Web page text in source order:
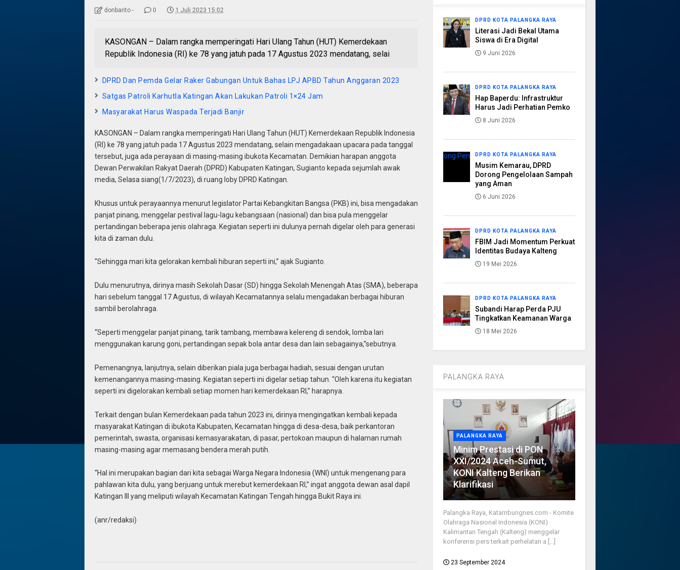
donbarito - 0 1 Juli 2023 15:02
KASONGAN – Dalam rangka memperingati Hari Ulang Tahun (HUT) Kemerdekaan
Republik Indonesia (RI) ke 78 yang jatuh pada 17 Agustus 2023 mendatang, selai
DPRD Dan Pemda Gelar Raker Gabungan Untuk Bahas LPJ APBD Tahun Anggaran 2023
Satgas Patroli Karhutla Katingan Akan Lakukan Patroli 1×24 Jam
Masyarakat Harus Waspada Terjadi Banjir
KASONGAN – Dalam rangka memperingati Hari Ulang Tahun (HUT) Kemerdekaan Republik Indonesia
(RI) ke 78 yang jatuh pada 17 Agustus 2023 mendatang, selain mengadakaan upacara pada tanggal
tersebut, juga ada perayaan di masing-masing ibukota Kecamatan. Demikian harapan anggota
Dewan Perwakilan Rakyat Daerah (DPRD) Kabupaten Katingan, Sugianto kepada sejumlah awak
media, Selasa siang(1/7/2023), di ruang loby DPRD Katingan.
Khusus untuk perayaannya menurut legislator Partai Kebangkitan Bangsa (PKB) ini, bisa mengadakan
panjat pinang, menggelar pestival lagu-lagu kebangsaan (nasional) dan bisa pula menggelar
pertandingan beberapa jenis olahraga. Kegiatan seperti ini dulunya pernah digelar oleh para generasi
kita di zaman dulu.
“Sehingga mari kita gelorakan kembali hiburan seperti ini,” ajak Sugianto.
Dulu menurutnya, dirinya masih Sekolah Dasar (SD) hingga Sekolah Menengah Atas (SMA), beberapa
hari sebelum tanggal 17 Agustus, di wilayah Kecamatannya selalu mengadakan berbagai hiburan
sambil berolahraga.
“Seperti menggelar panjat pinang, tarik tambang, membawa kelereng di sendok, lomba lari
menggunakan karung goni, pertandingan sepak bola antar desa dan lain sebagainya,”sebutnya.
Pemenangnya, lanjutnya, selain diberikan piala juga berbagai hadiah, sesuai dengan urutan
kemenangannya masing-masing. Kegiatan seperti ini digelar setiap tahun. “Oleh karena itu kegiatan
seperti ini digelorakan kembali setiap momen hari kemerdekaan RI,” harapnya.
Terkait dengan bulan Kemerdekaan pada tahun 2023 ini, dirinya mengingatkan kembali kepada
masyarakat Katingan di ibukota Kabupaten, Kecamatan hingga di desa-desa, baik perkantoran
pemerintah, swasta, organisasi kemasyarakatan, di pasar, pertokoan maupun di halaman rumah
masing-masing agar memasang bendera merah putih.
“Hal ini merupakan bagian dari kita sebagai Warga Negara Indonesia (WNI) untuk mengenang para
pahlawan kita dulu, yang berjuang untuk merebut kemerdekaan RI,” ingat anggota dewan asal dapil
Katingan III yang meliputi wilayah Kecamatan Katingan Tengah hingga Bukit Raya ini.
(anr/redaksi)
DPRD KOTA PALANGKA RAYA
Literasi Jadi Bekal Utama
Siswa di Era Digital
9 Juni 2026
DPRD KOTA PALANGKA RAYA
Hap Baperdu: Infrastruktur
Harus Jadi Perhatian Pemko
8 Juni 2026
DPRD KOTA PALANGKA RAYA
Musim Kemarau, DPRD
Dorong Pengelolaan Sampah
yang Aman
6 Juni 2026
DPRD KOTA PALANGKA RAYA
FBIM Jadi Momentum Perkuat
Identitas Budaya Kalteng
19 Mei 2026
DPRD KOTA PALANGKA RAYA
Subandi Harap Perda PJU
Tingkatkan Keamanan Warga
18 Mei 2026
PALANGKA RAYA
PALANGKA RAYA
Minim Prestasi di PON
XXI/2024 Aceh-Sumut,
KONI Kalteng Berikan
Klarifikasi
Palangka Raya, Katambungnes.com - Komite
Olahraga Nasional Indonesia (KONI)
Kalimantan Tengah (Kalteng) menggelar
konferensi pers terkait perhelatan a [...]
23 September 2024